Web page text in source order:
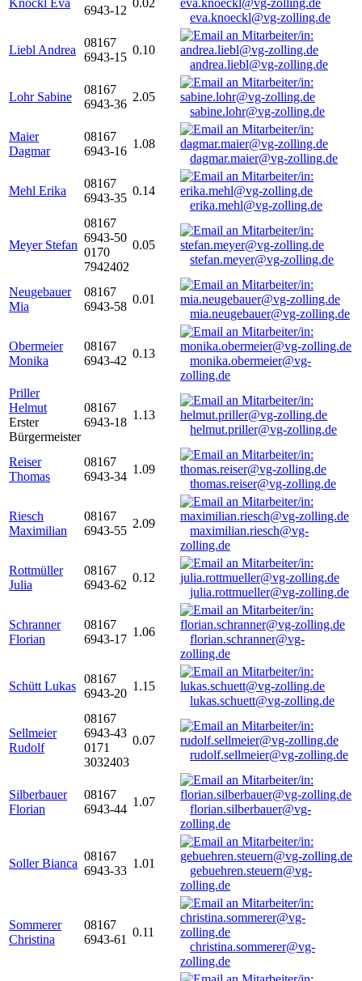
Knöckl Eva
6943-12
0.02
eva.knoeckl@vg-zolling.de
Liebl Andrea
08167
6943-15
0.10
andrea.liebl@vg-zolling.de
Lohr Sabine
08167
6943-36
2.05
sabine.lohr@vg-zolling.de
Maier
Dagmar
08167
6943-16
1.08
dagmar.maier@vg-zolling.de
Mehl Erika
08167
6943-35
0.14
erika.mehl@vg-zolling.de
Meyer Stefan
08167
6943-50
0170
7942402
0.05
stefan.meyer@vg-zolling.de
Neugebauer
Mia
08167
6943-58
0.01
mia.neugebauer@vg-zolling.de
Obermeier
Monika
08167
6943-42
0.13
monika.obermeier@vg-
zolling.de
Priller
Helmut
Erster
Bürgermeister
08167
6943-18
1.13
helmut.priller@vg-zolling.de
Reiser
Thomas
08167
6943-34
1.09
thomas.reiser@vg-zolling.de
Riesch
Maximilian
08167
6943-55
2.09
maximilian.riesch@vg-
zolling.de
Rottmüller
Julia
08167
6943-62
0.12
julia.rottmueller@vg-zolling.de
Schranner
Florian
08167
6943-17
1.06
florian.schranner@vg-
zolling.de
Schütt Lukas
08167
6943-20
1.15
lukas.schuett@vg-zolling.de
Sellmeier
Rudolf
08167
6943-43
0171
3032403
0.07
rudolf.sellmeier@vg-zolling.de
Silberbauer
Florian
08167
6943-44
1.07
florian.silberbauer@vg-
zolling.de
Soller Bianca
08167
6943-33
1.01
gebuehren.steuern@vg-
zolling.de
Sommerer
Christina
08167
6943-61
0.11
christina.sommerer@vg-
zolling.de